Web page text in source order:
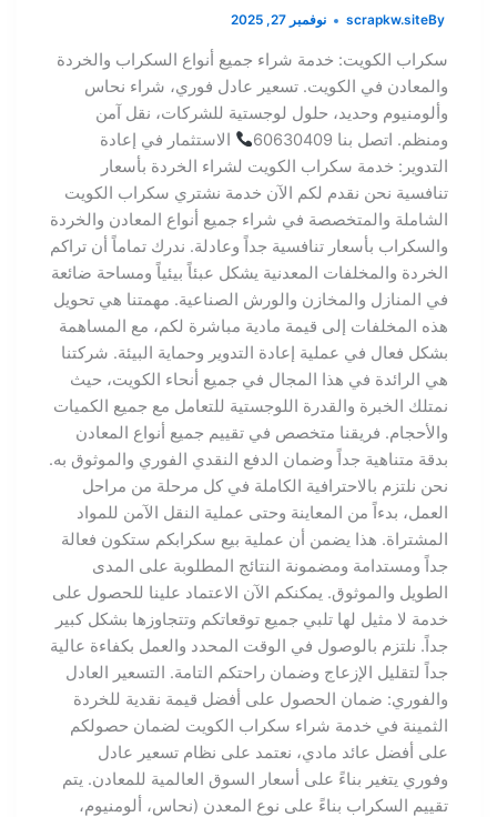
By
scrapkw.site نوفمبر 27, 2025
سكراب الكويت: خدمة شراء جميع أنواع السكراب والخردة
والمعادن في الكويت. تسعير عادل فوري، شراء نحاس
وألومنيوم وحديد، حلول لوجستية للشركات، نقل آمن
ومنظم. اتصل بنا 60630409
الاستثمار في إعادة
التدوير: خدمة سكراب الكويت لشراء الخردة بأسعار
تنافسية نحن نقدم لكم الآن خدمة نشتري سكراب الكويت
الشاملة والمتخصصة في شراء جميع أنواع المعادن والخردة
والسكراب بأسعار تنافسية جداً وعادلة. ندرك تماماً أن تراكم
الخردة والمخلفات المعدنية يشكل عبئاً بيئياً ومساحة ضائعة
في المنازل والمخازن والورش الصناعية. مهمتنا هي تحويل
هذه المخلفات إلى قيمة مادية مباشرة لكم، مع المساهمة
بشكل فعال في عملية إعادة التدوير وحماية البيئة. شركتنا
هي الرائدة في هذا المجال في جميع أنحاء الكويت، حيث
نمتلك الخبرة والقدرة اللوجستية للتعامل مع جميع الكميات
والأحجام. فريقنا متخصص في تقييم جميع أنواع المعادن
بدقة متناهية جداً وضمان الدفع النقدي الفوري والموثوق به.
نحن نلتزم بالاحترافية الكاملة في كل مرحلة من مراحل
العمل، بدءاً من المعاينة وحتى عملية النقل الآمن للمواد
المشتراة. هذا يضمن أن عملية بيع سكرابكم ستكون فعالة
جداً ومستدامة ومضمونة النتائج المطلوبة على المدى
الطويل والموثوق. يمكنكم الآن الاعتماد علينا للحصول على
خدمة لا مثيل لها تلبي جميع توقعاتكم وتتجاوزها بشكل كبير
جداً. نلتزم بالوصول في الوقت المحدد والعمل بكفاءة عالية
جداً لتقليل الإزعاج وضمان راحتكم التامة. التسعير العادل
والفوري: ضمان الحصول على أفضل قيمة نقدية للخردة
الثمينة في خدمة شراء سكراب الكويت لضمان حصولكم
على أفضل عائد مادي، نعتمد على نظام تسعير عادل
وفوري يتغير بناءً على أسعار السوق العالمية للمعادن. يتم
تقييم السكراب بناءً على نوع المعدن (نحاس، ألومنيوم،